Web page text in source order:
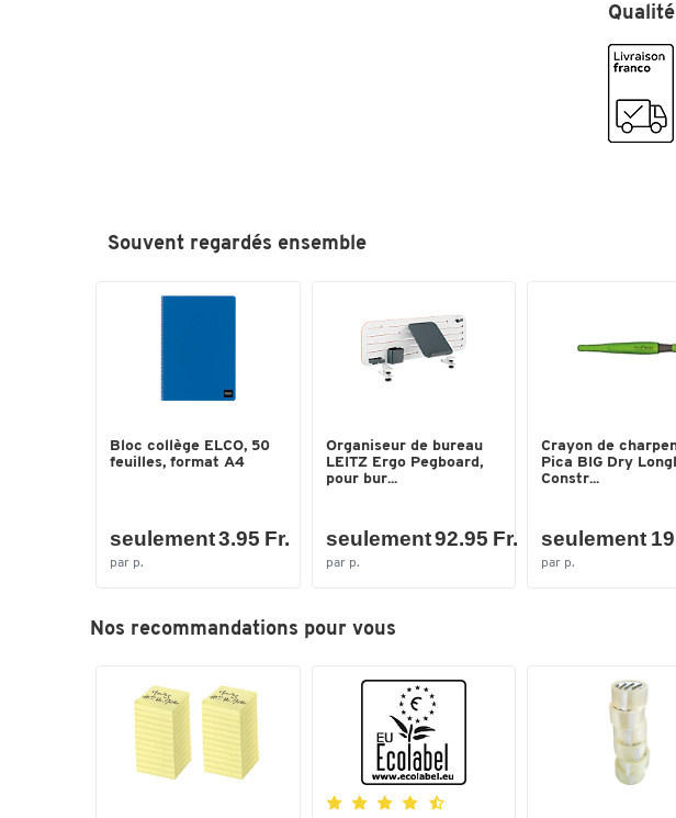
Coloris
Souvent regardés ensemble
Bloc collège ELCO, 50
feuilles, format A4
seulement 3.95 Fr.
par p.
Organiseur de bureau
LEITZ Ergo Pegboard,
pour bur...
seulement 92.95 Fr.
par p.
Crayon de
Pica BIG Dry
Constr...
seulement
par p.
Nos recommandations pour vous